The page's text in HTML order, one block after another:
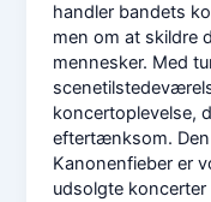
handler bandets
men om at skildre
mennesker. Med
koncertoplevelse,
eftertænksom.
Kanonenfieber er
udsolgte